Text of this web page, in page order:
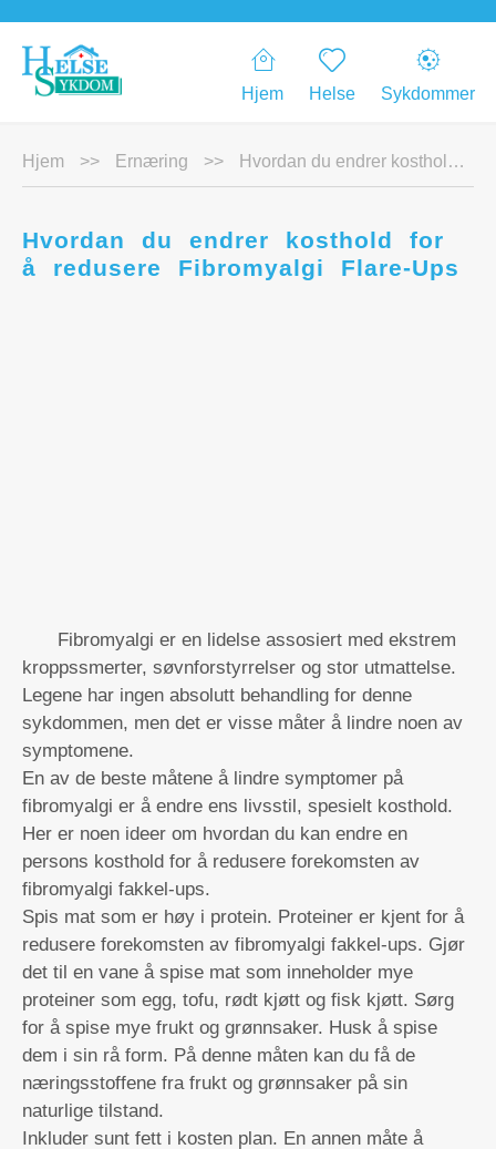
Hjem Helse Sykdommer
Hjem >> Ernæring >> Hvordan du endrer kosthold for å redusere Fibromyalgi Flare-Ups
Hvordan du endrer kosthold for
å redusere Fibromyalgi Flare-Ups
Fibromyalgi er en lidelse assosiert med ekstrem
kroppssmerter, søvnforstyrrelser og stor utmattelse.
Legene har ingen absolutt behandling for denne
sykdommen, men det er visse måter å lindre noen av
symptomene.
En av de beste måtene å lindre symptomer på
fibromyalgi er å endre ens livsstil, spesielt kosthold.
Her er noen ideer om hvordan du kan endre en
persons kosthold for å redusere forekomsten av
fibromyalgi fakkel-ups.
Spis mat som er høy i protein. Proteiner er kjent for å
redusere forekomsten av fibromyalgi fakkel-ups. Gjør
det til en vane å spise mat som inneholder mye
proteiner som egg, tofu, rødt kjøtt og fisk kjøtt. Sørg
for å spise mye frukt og grønnsaker. Husk å spise
dem i sin rå form. På denne måten kan du få de
næringsstoffene fra frukt og grønnsaker på sin
naturlige tilstand.
Inkluder sunt fett i kosten plan. En annen måte å